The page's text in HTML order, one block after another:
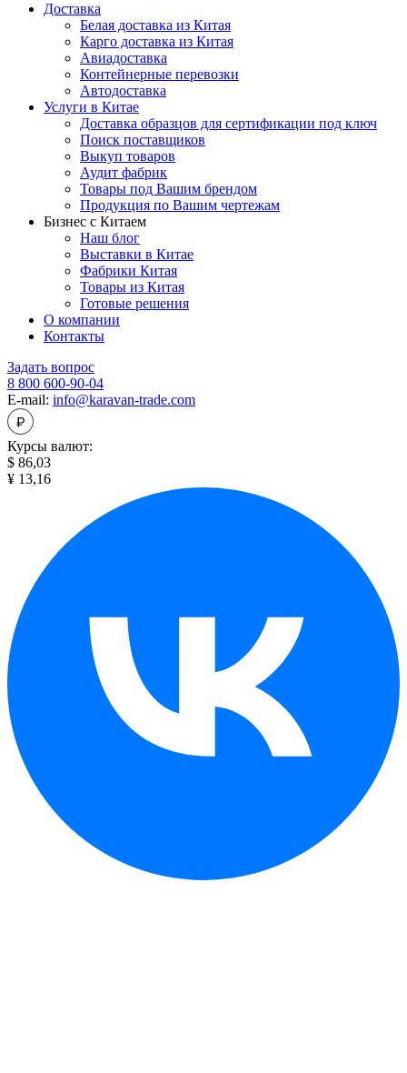
Доставка
Белая доставка из Китая
Карго доставка из Китая
Авиадоставка
Контейнерные перевозки
Автодоставка
Услуги в Китае
Доставка образцов для сертификации под ключ
Поиск поставщиков
Выкуп товаров
Аудит фабрик
Товары под Вашим брендом
Продукция по Вашим чертежам
Бизнес с Китаем
Наш блог
Выставки в Китае
Фабрики Китая
Товары из Китая
Готовые решения
О компании
Контакты
Задать вопрос
8 800 600-90-04
E-mail: info@karavan-trade.com
Курсы валют:
$ 86,03
¥ 13,16